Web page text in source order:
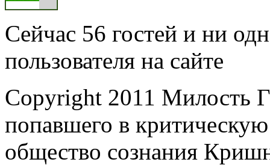
Сейчас 56 гостей и ни
пользователя на сайте
Copyright 2011 Милость
попавшего в
общество сознания